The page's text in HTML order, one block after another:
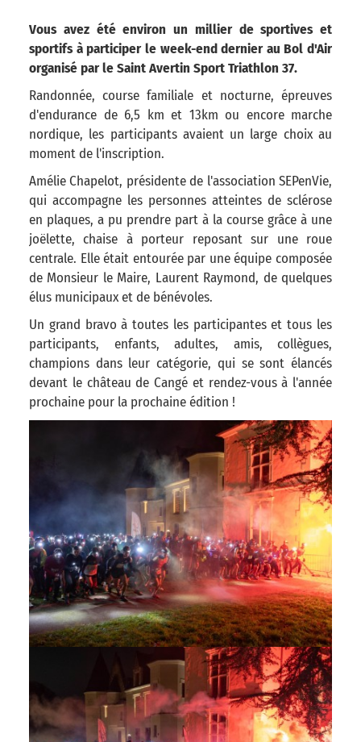
Vous avez été environ un millier de sportives et
sportifs à participer le week-end dernier au Bol d'Air
organisé par le Saint Avertin Sport Triathlon 37.
Randonnée, course familiale et nocturne, épreuves
d'endurance de 6,5 km et 13km ou encore marche
nordique, les participants avaient un large choix au
moment de l'inscription.
Amélie Chapelot, présidente de l'association SEPenVie,
qui accompagne les personnes atteintes de sclérose
en plaques, a pu prendre part à la course grâce à une
joëlette, chaise à porteur reposant sur une roue
centrale. Elle était entourée par une équipe composée
de Monsieur le Maire, Laurent Raymond, de quelques
élus municipaux et de bénévoles.
Un grand bravo à toutes les participantes et tous les
participants, enfants, adultes, amis, collègues,
champions dans leur catégorie, qui se sont élancés
devant le château de Cangé et rendez-vous à l'année
prochaine pour la prochaine édition !